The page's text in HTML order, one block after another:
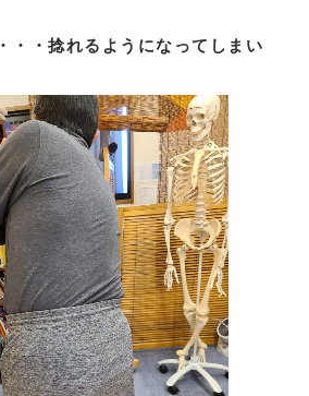
・・・捻れるようになってしまい